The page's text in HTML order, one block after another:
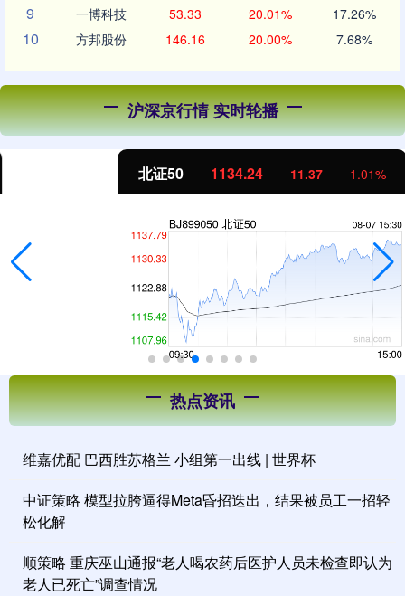
9 一博科技 53.33 20.01% 17.26%
10 方邦股份 146.16 20.00% 7.68%
沪深京行情 实时轮播
1134.24 11.37 1.01%
热点资讯
维嘉优配 巴西胜苏格兰 小组第一出线 | 世界杯
中证策略 模型拉胯逼得Meta昏招迭出，结果被员工一招轻
松化解
顺策略 重庆巫山通报“老人喝农药后医护人员未检查即认为
老人已死亡”调查情况